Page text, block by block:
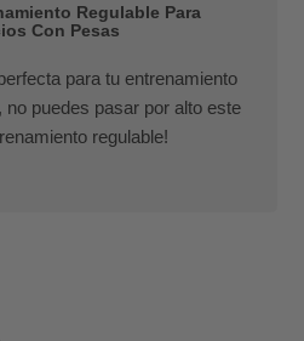
Regulable Para
Con Pesas
para tu entrenamiento
puedes pasar por alto este
regulable!